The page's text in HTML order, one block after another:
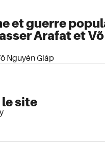
et guerre
Arafat et
Nguyên Giáp
le site